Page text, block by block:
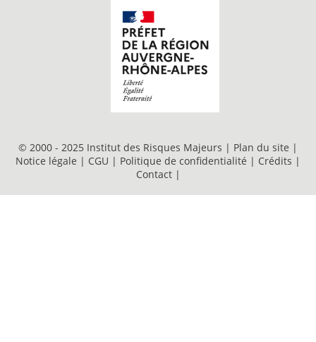
© 2000 - 2025 Institut des Risques Majeurs | Plan du site |
Notice légale | CGU | Politique de confidentialité | Crédits |
Contact |